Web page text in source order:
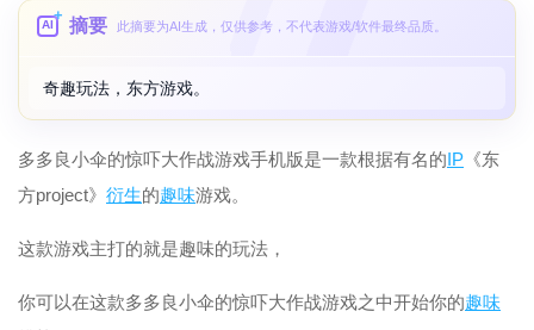
AI 摘要 此摘要为AI生成，仅供参考，不代表游戏/软件最终品质。
奇趣玩法，东方游戏。
多多良小伞的惊吓大作战游戏手机版是一款根据有名的IP 《东
方project》 衍生的趣味游戏。
这款游戏主打的就是趣味的玩法，
你可以在这款多多良小伞的惊吓大作战游戏之中开始你的趣味